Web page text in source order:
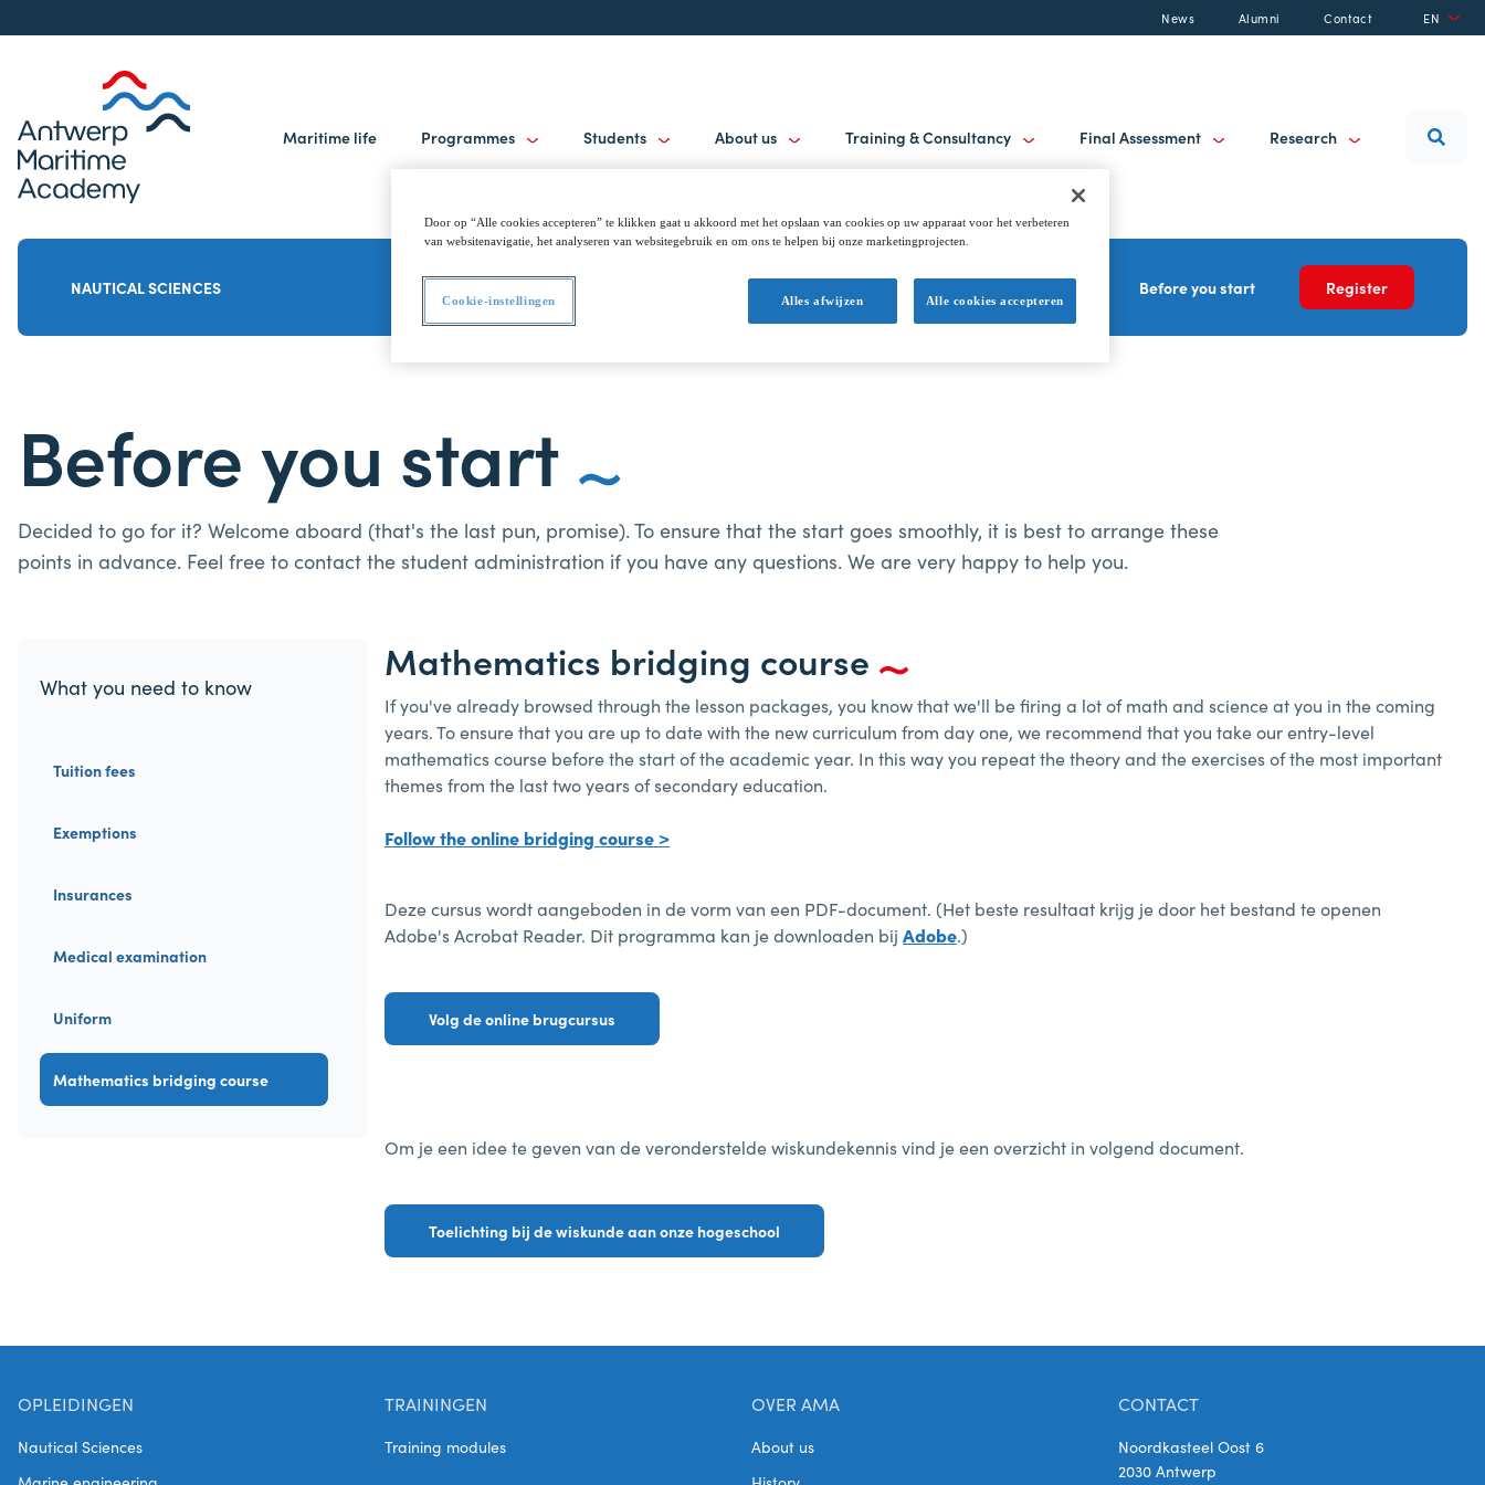
News Alumni Contact EN
Maritime life Programmes Students About us Training & Consultancy Final Assessment Research
NAUTICAL SCIENCES Program Before you start Register
Before you start
Decided to go for it? Welcome aboard (that's the last pun, promise). To ensure that the start goes smoothly, it is best to arrange these
points in advance. Feel free to contact the student administration if you have any questions. We are very happy to help you.
What you need to know
Tuition fees
Exemptions
Insurances
Medical examination
Uniform
Mathematics bridging course
Mathematics bridging course
If you've already browsed through the lesson packages, you know that we'll be firing a lot of math and science at you in the coming
years. To ensure that you are up to date with the new curriculum from day one, we recommend that you take our entry-level
mathematics course before the start of the academic year. In this way you repeat the theory and the exercises of the most important
themes from the last two years of secondary education.
Follow the online bridging course >
Deze cursus wordt aangeboden in de vorm van een PDF-document. (Het beste resultaat krijg je door het bestand te openen
Adobe's Acrobat Reader. Dit programma kan je downloaden bij Adobe.)
Volg de online brugcursus
Om je een idee te geven van de veronderstelde wiskundekennis vind je een overzicht in volgend document.
Toelichting bij de wiskunde aan onze hogeschool
OPLEIDINGEN
Nautical Sciences
TRAININGEN
Training modules
OVER AMA
About us
CONTACT
Noordkasteel Oost 6
2030 Antwerp
Door op “Alle cookies accepteren” te klikken gaat u akkoord met het opslaan van cookies op uw apparaat voor het verbeteren
van websitenavigatie, het analyseren van websitegebruik en om ons te helpen bij onze marketingprojecten.
Alles afwijzen Alle cookies accepteren
Cookie-instellingen